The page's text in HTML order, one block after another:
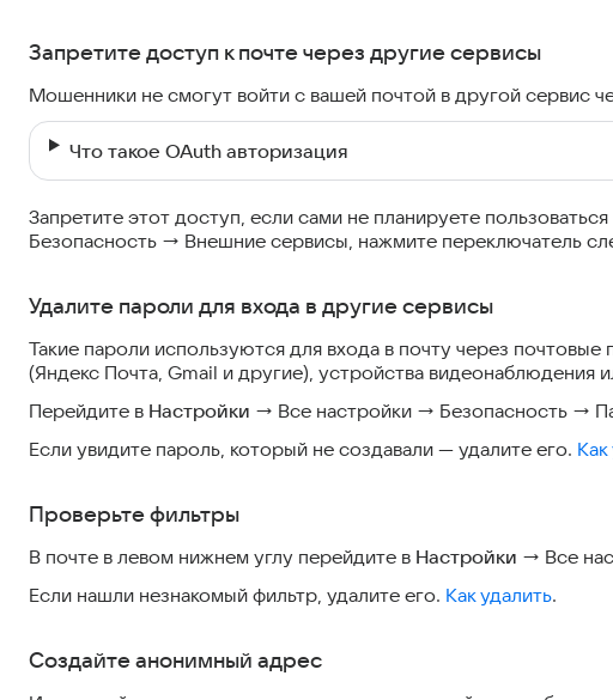
Запретите доступ к почте через другие сервисы
Мошенники не смогут войти с вашей почтой в другой сервис
Что такое OAuth авторизация
Запретите этот доступ, если сами не планируете
Безопасность → Внешние сервисы, нажмите переключатель
Удалите пароли для входа в другие сервисы
Такие пароли используются для входа в почту через
(Яндекс Почта, Gmail и другие), устройства
Перейдите в Настройки → Все настройки → Безопасность →
Если увидите пароль, который не создавали — удалите его. Как
Проверьте фильтры
В почте в левом нижнем углу перейдите в Настройки → Все
Если нашли незнакомый фильтр, удалите его. Как удалить.
Создайте анонимный адрес